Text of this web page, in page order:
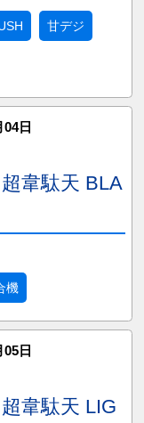
甘デジ
日
韋駄天 BLA
機
日
韋駄天 LIG